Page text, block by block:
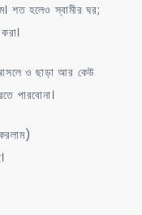
শত হলেও স্বামীর ঘর;
ও ছাড়া আর কেউ
পারবোনা।